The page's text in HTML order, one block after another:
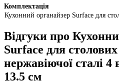
Комплектація
Кухонний органайзер Surface для
Відгуки про
Surface для
нержавіючої сталі 4
13.5 см